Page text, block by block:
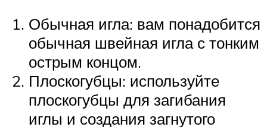
Обычная игла: вам понадобится
обычная швейная игла с тонким
острым концом.
Плоскогубцы: используйте
плоскогубцы для загибания
иглы и создания загнутого